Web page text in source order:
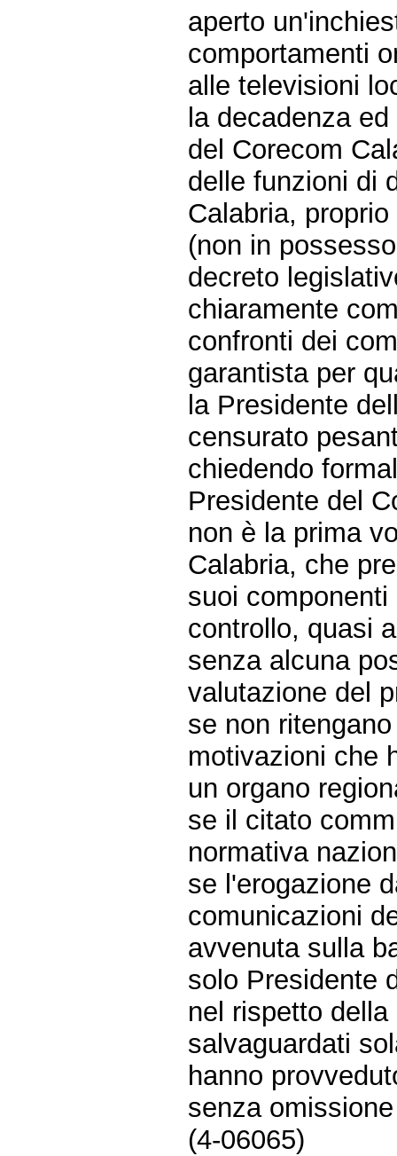
aperto
comportamenti
alle televisioni
la decadenza
del Corecom
delle funzioni di
Calabria,
(non in
decreto
chiaramente
confronti dei
garantista per
la Presidente
censurato
chiedendo
Presidente del
non è la prima
Calabria, che
suoi
controllo, quasi
senza alcuna
valutazione del
se non
motivazioni che
un organo
se il citato
normativa
se l'erogazione
comunicazioni
avvenuta sulla
solo Presidente
nel rispetto
salvaguardati
hanno
senza
(4-06065)